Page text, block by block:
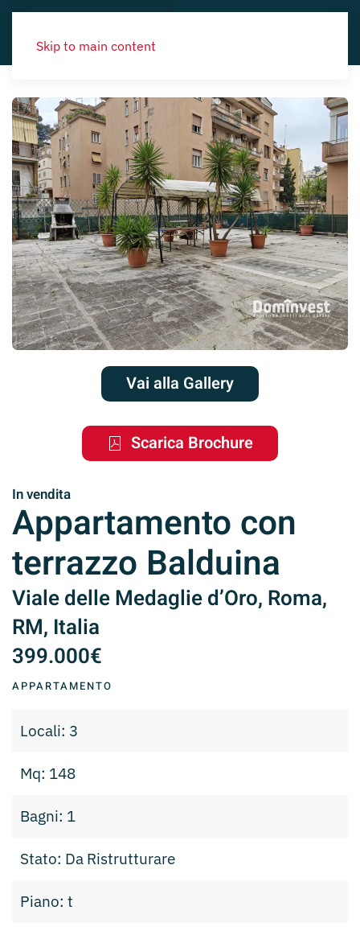
Skip to main content
Vai alla Gallery
Scarica Brochure
In vendita
Appartamento con
terrazzo Balduina
Viale delle Medaglie d’Oro, Roma,
RM, Italia
399.000€
APPARTAMENTO
Locali: 3
Mq: 148
Bagni: 1
Stato: Da Ristrutturare
Piano: t